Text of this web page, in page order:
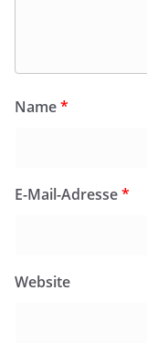
Name*
E-Mail-Adresse*
Website